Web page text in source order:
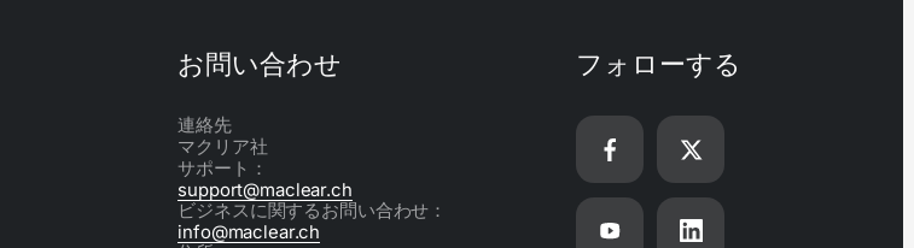
お問い合わせ
連絡先
マクリア社
サポート：
support@maclear.ch
ビジネスに関するお問い合わせ：
info@maclear.ch
フォローする